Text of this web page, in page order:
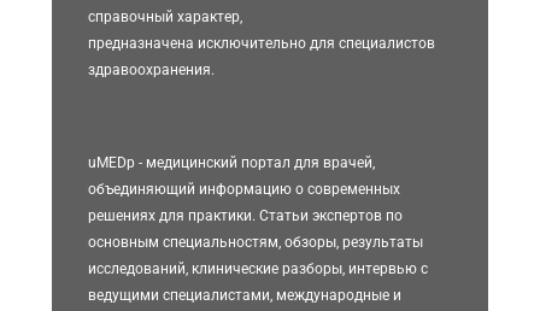
справочный характер,
предназначена исключительно для специалистов
здравоохранения.
uMEDp - медицинский портал для врачей,
объединяющий информацию о современных
решениях для практики. Статьи экспертов по
основным специальностям, обзоры, результаты
исследований, клинические разборы, интервью с
ведущими специалистами, международные и